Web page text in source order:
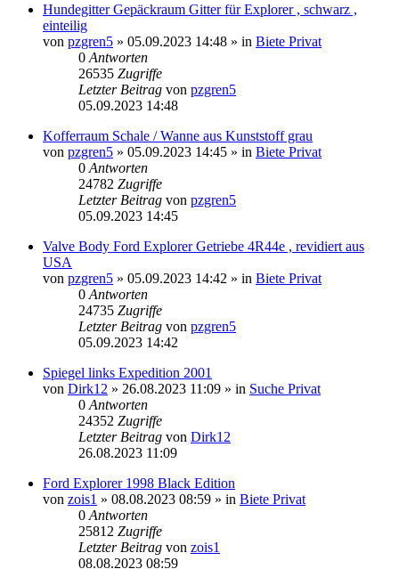
Hundegitter Gepäckraum Gitter für Explorer , schwarz ,
einteilig
von pzgren5 » 05.09.2023 14:48 » in Biete Privat
0 Antworten
26535 Zugriffe
Letzter Beitrag von pzgren5
05.09.2023 14:48
Kofferraum Schale / Wanne aus Kunststoff grau
von pzgren5 » 05.09.2023 14:45 » in Biete Privat
0 Antworten
24782 Zugriffe
Letzter Beitrag von pzgren5
05.09.2023 14:45
Valve Body Ford Explorer Getriebe 4R44e , revidiert aus
USA
von pzgren5 » 05.09.2023 14:42 » in Biete Privat
0 Antworten
24735 Zugriffe
Letzter Beitrag von pzgren5
05.09.2023 14:42
Spiegel links Expedition 2001
von Dirk12 » 26.08.2023 11:09 » in Suche Privat
0 Antworten
24352 Zugriffe
Letzter Beitrag von Dirk12
26.08.2023 11:09
Ford Explorer 1998 Black Edition
von zois1 » 08.08.2023 08:59 » in Biete Privat
0 Antworten
25812 Zugriffe
Letzter Beitrag von zois1
08.08.2023 08:59